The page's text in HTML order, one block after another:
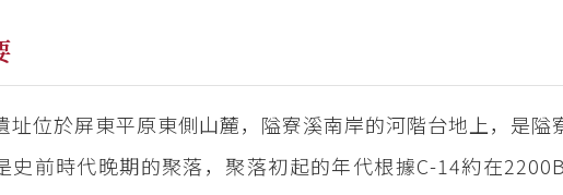
址位於屏東平原東側山麓，隘寮溪南岸的河階台地上，是隘
史前時代晚期的聚落，聚落初起的年代根據C-14約在